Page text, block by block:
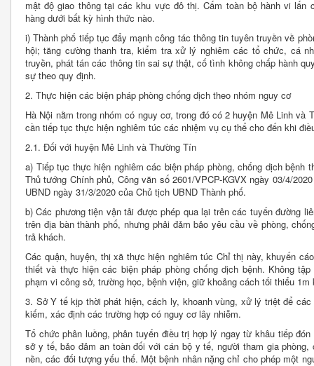
mật độ giao thông tại các khu vực đô thị. Cấm toàn bộ hành vi lấn
hàng dưới bất kỳ hình thức nào.
i) Thành phố tiếp tục đẩy mạnh công tác thông tin tuyên truyền về
hội; tăng cường thanh tra, kiểm tra xử lý nghiêm các tổ chức, cá
truyền, phát tán các thông tin sai sự thật, cố tình không chấp hành
sự theo quy định.
2. Thực hiện các biện pháp phòng chống dịch theo nhóm nguy cơ
Hà Nội nằm trong nhóm có nguy cơ, trong đó có 2 huyện Mê Linh
cần tiếp tục thực hiện nghiêm túc các nhiệm vụ cụ thể cho đến khi
2.1. Đối với huyện Mê Linh và Thường Tín
a) Tiếp tục thực hiện nghiêm các biện pháp phòng, chống dịch bệnh
Thủ tướng Chính phủ, Công văn số 2601/VPCP-KGVX ngày 03/4/
UBND ngày 31/3/2020 của Chủ tịch UBND Thành phố.
b) Các phương tiện vận tải được phép qua lại trên các tuyến đường
trên địa bàn thành phố, nhưng phải đảm bảo yêu cầu về phòng,
trả khách.
Các quận, huyện, thị xã thực hiện nghiêm túc Chỉ thị này, khuyến
thiết và thực hiện các biện pháp phòng chống dịch bệnh. Không
phạm vi công sở, trường học, bệnh viện, giữ khoảng cách tối thiểu 1m
3. Sở Y tế kịp thời phát hiện, cách ly, khoanh vùng, xử lý triệt để
kiếm, xác định các trường hợp có nguy cơ lây nhiễm.
Tổ chức phân luồng, phân tuyến điều trị hợp lý ngay từ khâu tiếp
sở y tế, bảo đảm an toàn đối với cán bộ y tế, người tham gia
nền, các đối tượng yếu thế. Một bệnh nhân nặng chỉ cho phép một